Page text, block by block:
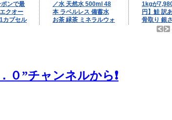
０”チャンネルから❗️